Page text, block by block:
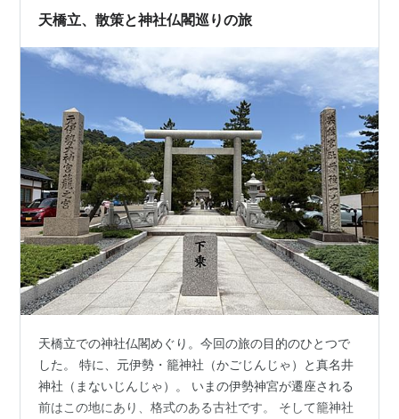
天橋立、散策と神社仏閣巡りの旅
天橋立での神社仏閣めぐり。今回の旅の目的のひとつで
した。 特に、元伊勢・籠神社（かごじんじゃ）と真名井
神社（まないじんじゃ）。 いまの伊勢神宮が遷座される
前はこの地にあり、格式のある古社です。 そして籠神社